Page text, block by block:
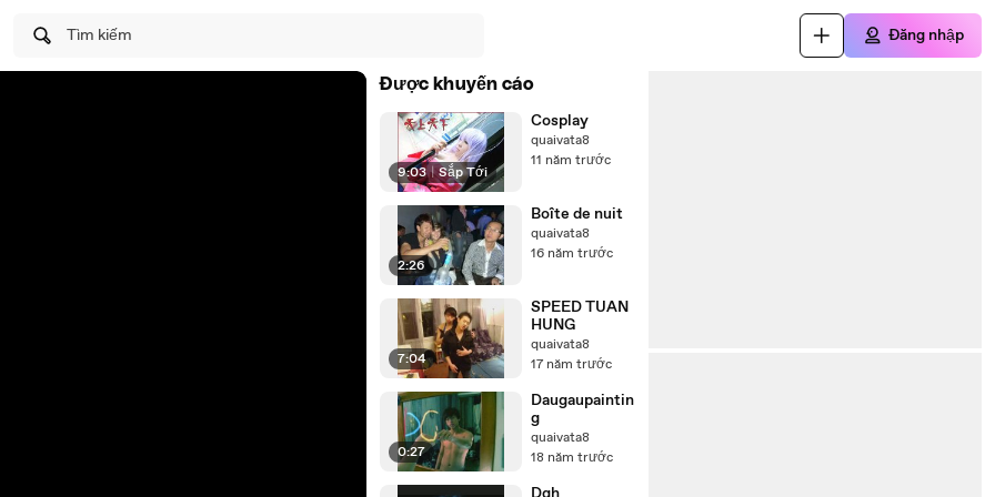
Tìm kiếm Đăng nhập
Được khuyến cáo
9:03 | Sắp Tới
Cosplay
quaivata8
11 năm trước
2:26
Boîte de nuit
quaivata8
16 năm trước
7:04
SPEED TUAN
HUNG
quaivata8
17 năm trước
0:27
Daugaupaintin
g
quaivata8
18 năm trước